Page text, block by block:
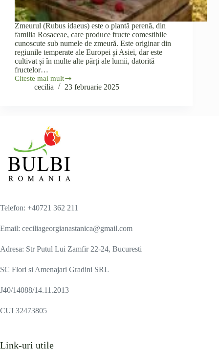
Zmeurul (Rubus idaeus) este o plantă perenă, din
familia Rosaceae, care produce fructe comestibile
cunoscute sub numele de zmeură. Este originar din
regiunile temperate ale Europei și Asiei, dar este
cultivat și în multe alte părți ale lumii, datorită
fructelor…
Citeste mai mult
Zmeurul
(Rubuscecilia 23 februarie 2025
Telefon: +40721 362 211
Email: ceciliageorgianastanica@gmail.com
Adresa: Str Putul Lui Zamfir 22-24, Bucuresti
SC Flori si Amenajari Gradini SRL
J40/14088/14.11.2013
CUI 32473805
Link-uri utile